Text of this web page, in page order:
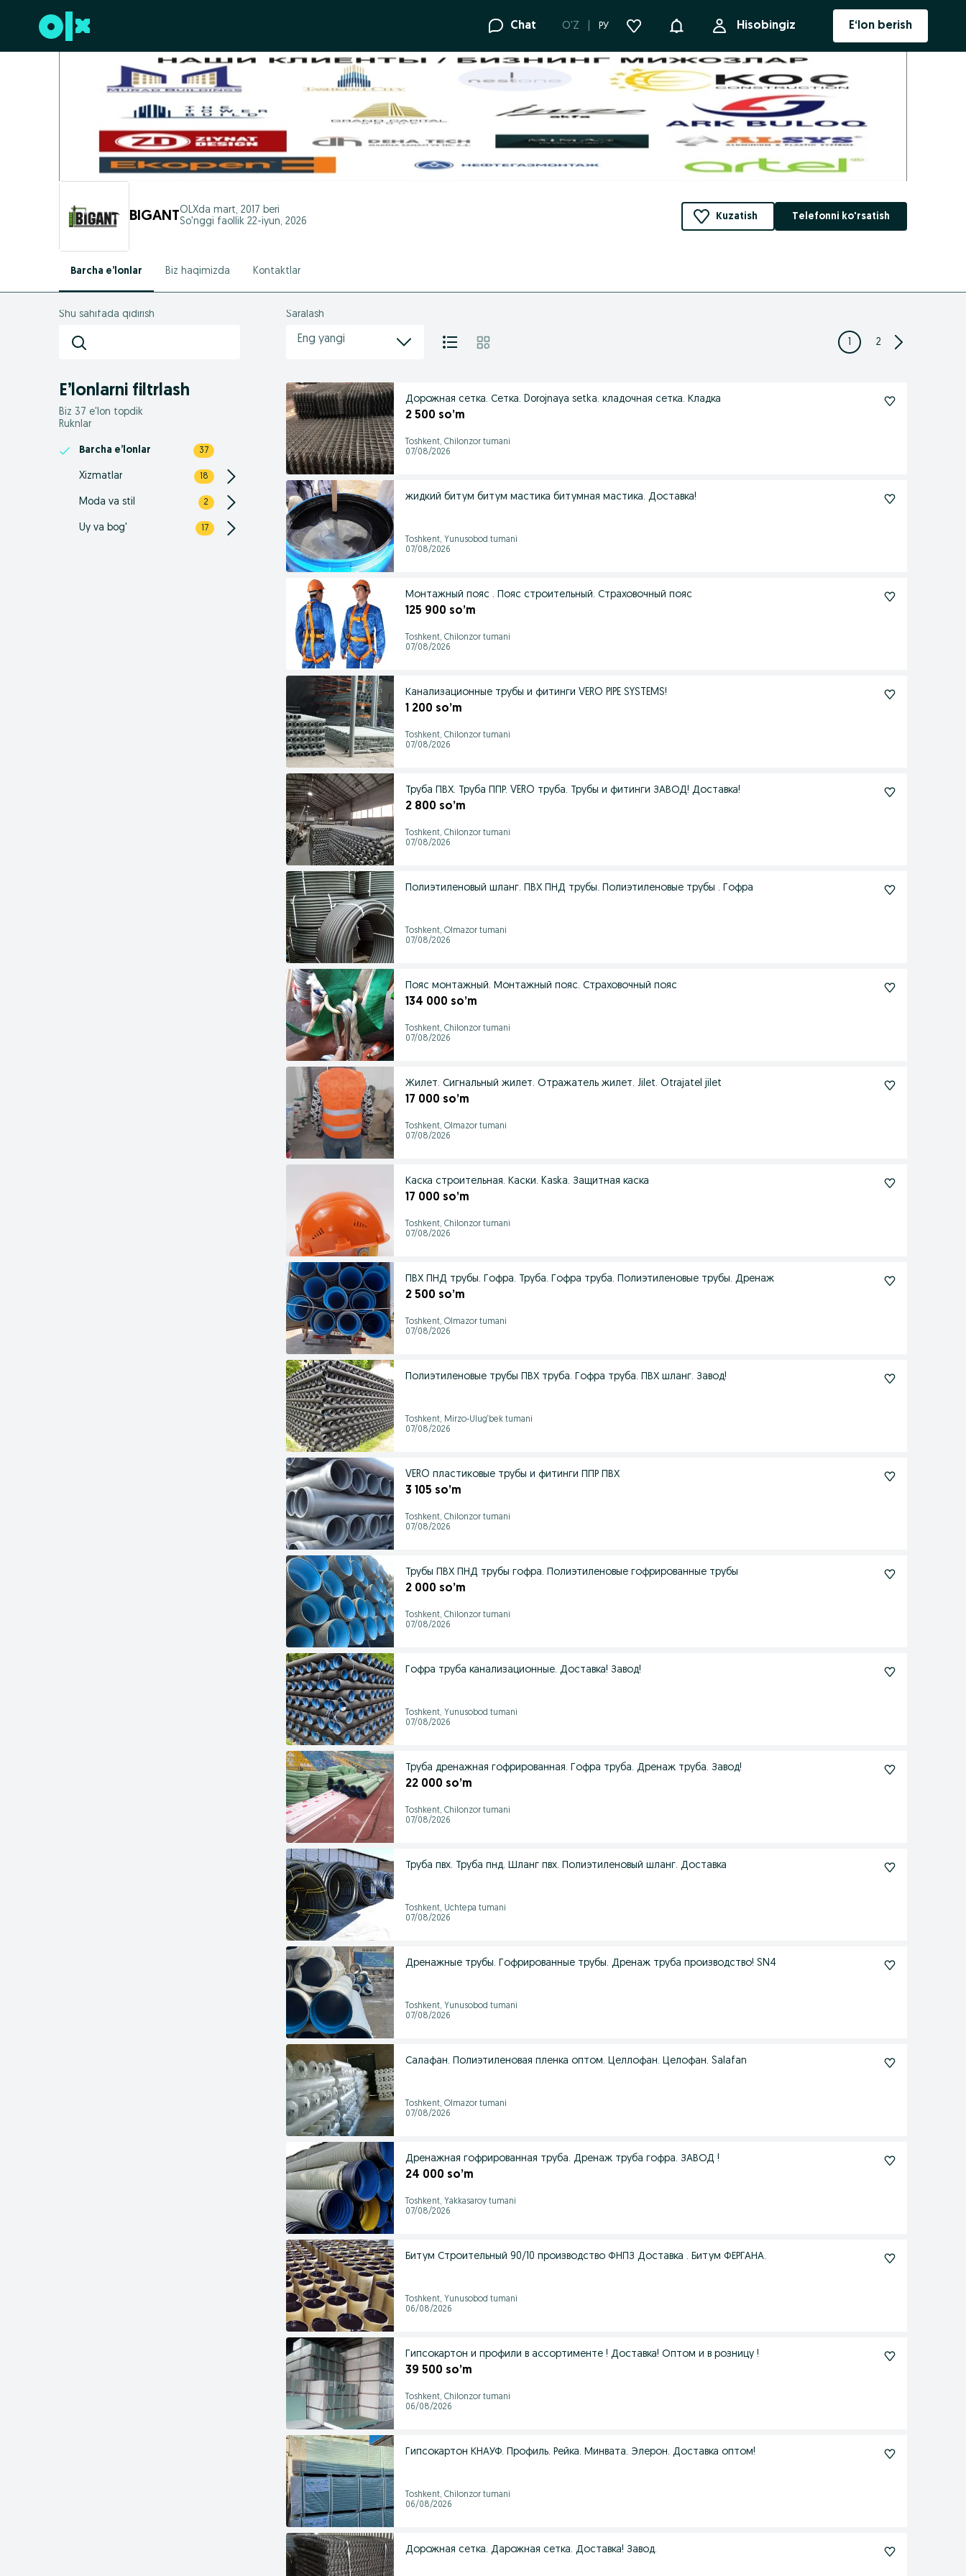
Futerga oʻtish Chat O'Z РУ Bildirishnoma Hisobingiz E‘lon berish
BIGANTOLXda mart, 2017 beri
So'nggi faollik 22-iyun, 2026
Kuzatish Telefonni ko'rsatish
Barcha e’lonlar Biz haqimizda Kontaktlar
Shu sahifada qidirish
E’lonlarni filtrlash
Biz 37 e'lon topdik
Ruknlar
Barcha e’lonlar 37
Xizmatlar 18
Moda va stil 2
Uy va bog' 17
Saralash
Eng yangi 1 2
Дорожная сетка. Сетка. Dorojnaya setka. кладочная сетка. Кладка
2 500 so’m
Toshkent, Chilonzor tumani
07/08/2026
жидкий битум битум мастика битумная мастика. Доставка!
Toshkent, Yunusobod tumani
07/08/2026
Монтажный пояс . Пояс строительный. Страховочный пояс
125 900 so’m
Toshkent, Chilonzor tumani
07/08/2026
Канализационные трубы и фитинги VERO PIPE SYSTEMS!
1 200 so’m
Toshkent, Chilonzor tumani
07/08/2026
Труба ПВХ. Труба ППР. VERO труба. Трубы и фитинги ЗАВОД! Доставка!
2 800 so’m
Toshkent, Chilonzor tumani
07/08/2026
Полиэтиленовый шланг. ПВХ ПНД трубы. Полиэтиленовые трубы . Гофра
Toshkent, Olmazor tumani
07/08/2026
Пояс монтажный. Монтажный пояс. Страховочный пояс
134 000 so’m
Toshkent, Chilonzor tumani
07/08/2026
Жилет. Сигнальный жилет. Отражатель жилет. Jilet. Otrajatel jilet
17 000 so’m
Toshkent, Olmazor tumani
07/08/2026
Каска строительная. Каски. Kaska. Защитная каска
17 000 so’m
Toshkent, Chilonzor tumani
07/08/2026
ПВХ ПНД трубы. Гофра. Труба. Гофра труба. Полиэтиленовые трубы. Дренаж
2 500 so’m
Toshkent, Olmazor tumani
07/08/2026
Полиэтиленовые трубы ПВХ труба. Гофра труба. ПВХ шланг. Завод!
Toshkent, Mirzo-Ulug‘bek tumani
07/08/2026
VERO пластиковые трубы и фитинги ППР ПВХ
3 105 so’m
Toshkent, Chilonzor tumani
07/08/2026
Трубы ПВХ ПНД трубы гофра. Полиэтиленовые гофрированные трубы
2 000 so’m
Toshkent, Chilonzor tumani
07/08/2026
Гофра труба канализационные. Доставка! Завод!
Toshkent, Yunusobod tumani
07/08/2026
Труба дренажная гофрированная. Гофра труба. Дренаж труба. Завод!
22 000 so’m
Toshkent, Chilonzor tumani
07/08/2026
Труба пвх. Труба пнд. Шланг пвх. Полиэтиленовый шланг. Доставка
Toshkent, Uchtepa tumani
07/08/2026
Дренажные трубы. Гофрированные трубы. Дренаж труба производство! SN4
Toshkent, Yunusobod tumani
07/08/2026
Салафан. Полиэтиленовая пленка оптом. Целлофан. Целофан. Salafan
Toshkent, Olmazor tumani
07/08/2026
Дренажная гофрированная труба. Дренаж труба гофра. ЗАВОД !
24 000 so’m
Toshkent, Yakkasaroy tumani
07/08/2026
Битум Строительный 90/10 производство ФНПЗ Доставка . Битум ФЕРГАНА.
Toshkent, Yunusobod tumani
06/08/2026
Гипсокартон и профили в ассортименте ! Доставка! Оптом и в розницу !
39 500 so’m
Toshkent, Chilonzor tumani
06/08/2026
Гипсокартон КНАУФ. Профиль. Рейка. Минвата. Элерон. Доставка оптом!
Toshkent, Chilonzor tumani
06/08/2026
Дорожная сетка. Дарожная сетка. Доставка! Завод.